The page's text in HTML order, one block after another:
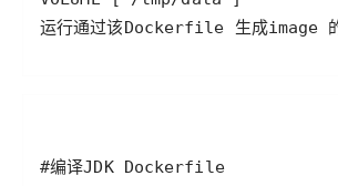
运行通过该Dockerfile 生成image 的